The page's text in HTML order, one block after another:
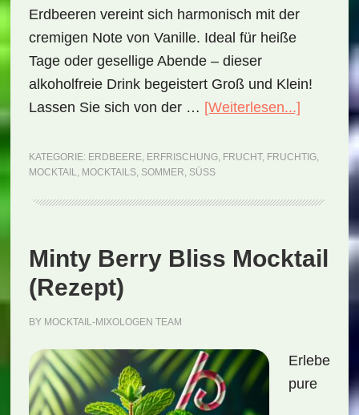
Erdbeeren vereint sich harmonisch mit der
cremigen Note von Vanille. Ideal für heiße
Tage oder gesellige Abende – dieser
alkoholfreie Drink begeistert Groß und Klein!
Lassen Sie sich von der … [Weiterlesen...]
Splash
Mocktail
(Rezept)
KATEGORIE: ERDBEERE, ERFRISCHUNG, FRUCHT, FRUCHTIG,
MOCKTAIL, MOCKTAILS, SOMMER, SÜSS
Minty Berry Bliss Mocktail
(Rezept)
BY MOCKTAIL-MIXOLOGEN TEAM
Erlebe
pure